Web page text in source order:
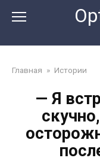
Главная » Истории
— Я